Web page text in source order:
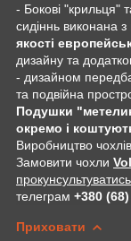
- Бокові "крильця"
сидіннь виконана з
якості
дизайну та
- дизайном
та подвійна
Подушки
окремо і
Виробництво
Замовити чохли
прокунсультуватись
телеграм +380
Приховати